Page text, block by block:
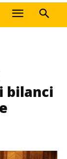
bilanci